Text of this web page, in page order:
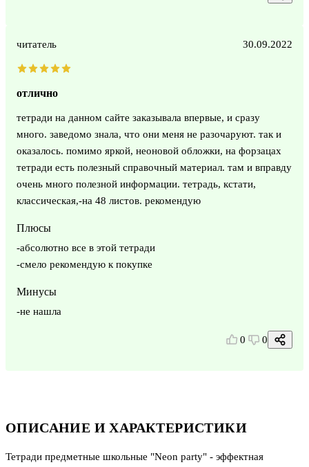
ОПИСАНИЕ И ХАРАКТЕРИСТИКИ
Тетради предметные школьные "Neon party" - эффектная
читатель 30.09.2022
отлично
тетради на данном сайте заказывала впервые, и сразу
много. заведомо знала, что они меня не разочаруют. так и
оказалось. помимо яркой, неоновой обложки, на форзацах
тетради есть полезный справочный материал. там и вправду
очень много полезной информации. тетрадь, кстати,
классическая,-на 48 листов. рекомендую
Плюсы
-абсолютно все в этой тетради
-смело рекомендую к покупке
Минусы
-не нашла
0 0